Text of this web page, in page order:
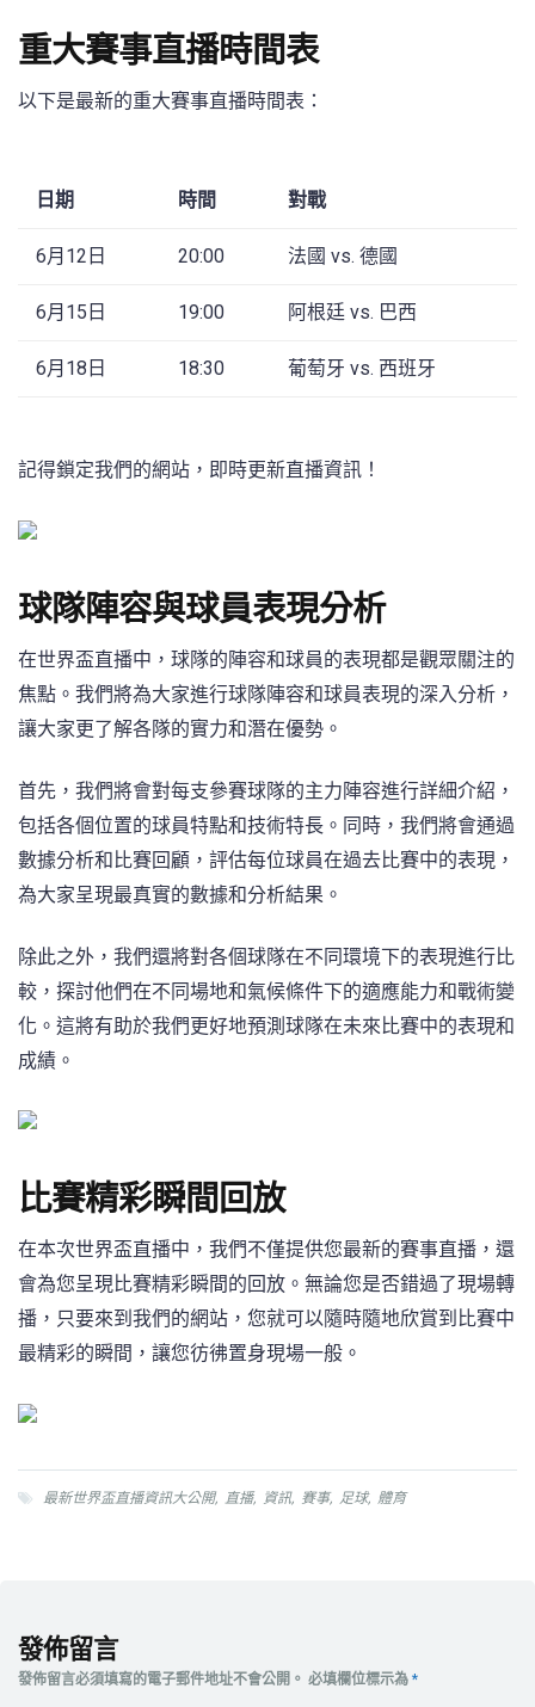
重大賽事直播時間表
以下是最新的重大賽事直播時間表：
日期 時間 對戰
6月12日 20:00 法國 vs. 德國
6月15日 19:00 阿根廷 vs. 巴西
6月18日 18:30 葡萄牙 vs. 西班牙
記得鎖定我們的網站，即時更新直播資訊！
球隊陣容與球員表現分析
在世界盃直播中，球隊的陣容和球員的表現都是觀眾關注的
焦點。我們將為大家進行球隊陣容和球員表現的深入分析，
讓大家更了解各隊的實力和潛在優勢。
首先，我們將會對每支參賽球隊的主力陣容進行詳細介紹，
包括各個位置的球員特點和技術特長。同時，我們將會通過
數據分析和比賽回顧，評估每位球員在過去比賽中的表現，
為大家呈現最真實的數據和分析結果。
除此之外，我們還將對各個球隊在不同環境下的表現進行比
較，探討他們在不同場地和氣候條件下的適應能力和戰術變
化。這將有助於我們更好地預測球隊在未來比賽中的表現和
成績。
比賽精彩瞬間回放
在本次世界盃直播中，我們不僅提供您最新的賽事直播，還
會為您呈現比賽精彩瞬間的回放。無論您是否錯過了現場轉
播，只要來到我們的網站，您就可以隨時隨地欣賞到比賽中
最精彩的瞬間，讓您彷彿置身現場一般。
最新世界盃直播資訊大公開, 直播, 資訊, 賽事, 足球, 體育
發佈留言
發佈留言必須填寫的電子郵件地址不會公開。 必填欄位標示為 *